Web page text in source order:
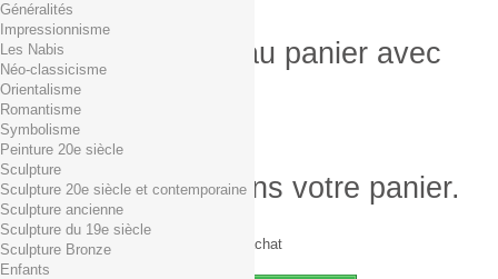
Produit ajouté au panier avec
succès
Quantité
Total
Il y a 1 produit dans votre panier.
Total produits TTC
Frais de port TTC
0,01€ dès 29€ d'achat
Total TTC
Généralités
Impressionnisme
Les Nabis
Néo-classicisme
Orientalisme
Romantisme
Symbolisme
Peinture 20e siècle
Sculpture
Sculpture 20e siècle et contemporaine
Sculpture ancienne
Sculpture du 19e siècle
Sculpture Bronze
Enfants